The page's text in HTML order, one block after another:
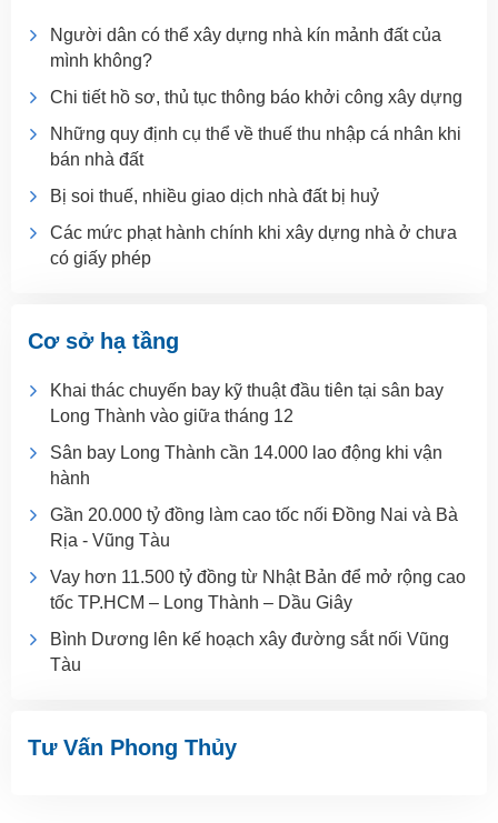
Người dân có thể xây dựng nhà kín mảnh đất của
mình không?
Chi tiết hồ sơ, thủ tục thông báo khởi công xây dựng
Những quy định cụ thể về thuế thu nhập cá nhân khi
bán nhà đất
Bị soi thuế, nhiều giao dịch nhà đất bị huỷ
Các mức phạt hành chính khi xây dựng nhà ở chưa
có giấy phép
Cơ sở hạ tầng
Khai thác chuyến bay kỹ thuật đầu tiên tại sân bay
Long Thành vào giữa tháng 12
Sân bay Long Thành cần 14.000 lao động khi vận
hành
Gần 20.000 tỷ đồng làm cao tốc nối Đồng Nai và Bà
Rịa - Vũng Tàu
Vay hơn 11.500 tỷ đồng từ Nhật Bản để mở rộng cao
tốc TP.HCM – Long Thành – Dầu Giây
Bình Dương lên kế hoạch xây đường sắt nối Vũng
Tàu
Tư Vấn Phong Thủy